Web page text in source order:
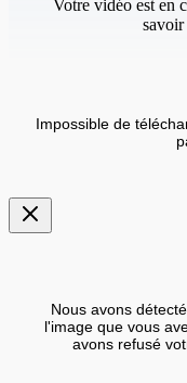
Votre vidéo est en
savoir
Impossible de
Nous avons
l'image que vous
avons refusé